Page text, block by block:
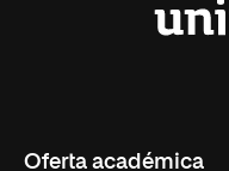
Oferta académica